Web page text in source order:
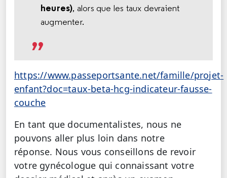
heures), alors que les taux devraient
augmenter.
https://www.passeportsante.net/famille/projet-
enfant?doc=taux-beta-hcg-indicateur-fausse-
couche
En tant que documentalistes, nous ne
pouvons aller plus loin dans notre
réponse. Nous vous conseillons de revoir
votre gynécologue qui connaissant votre